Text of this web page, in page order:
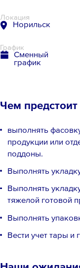
Локация
Норильск
График
Сменный
график
Чем
выполнять
продукции или
поддоны.
Выполнять
Выполнять
тяжелой готовой
Выполнять
Вести учет тары и